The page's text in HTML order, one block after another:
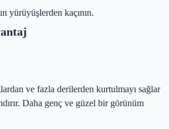
yürüyüşlerden kaçının.
ve fazla derilerden kurtulmayı sağlar
Daha genç ve güzel bir görünüm